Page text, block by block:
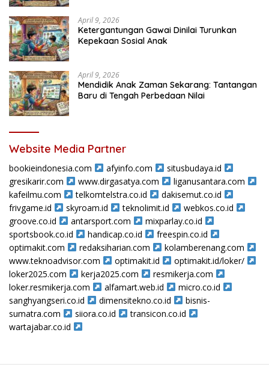
April 9, 2026
Ketergantungan Gawai Dinilai Turunkan
Kepekaan Sosial Anak
April 9, 2026
Mendidik Anak Zaman Sekarang: Tantangan
Baru di Tengah Perbedaan Nilai
Website Media Partner
bookieindonesia.com afyinfo.com
situsbudaya.id
gresikarir.com
www.dirgasatya.com
liganusantara.com
kafeilmu.com
telkomtelstra.co.id
dakisemut.co.id
frivgame.id
skyroam.id teknolimit.id
webkos.co.id
groove.co.id
antarsport.com
mixparlay.co.id
sportsbook.co.id
handicap.co.id
freespin.co.id
optimakit.com
redaksiharian.com
kolamberenang.com
www.teknoadvisor.com
optimakit.id
optimakit.id/loker/
loker2025.com
kerja2025.com
resmikerja.com
loker.resmikerja.com
alfamart.web.id
micro.co.id
sanghyangseri.co.id
dimensitekno.co.id
bisnis-
sumatra.com
siiora.co.id
transicon.co.id
wartajabar.co.id